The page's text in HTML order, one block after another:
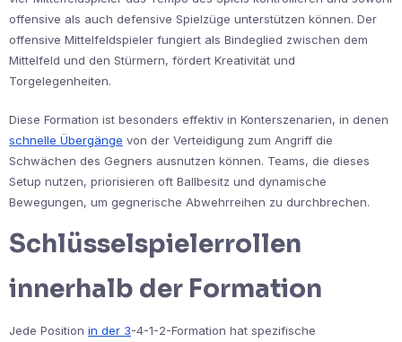
offensive als auch defensive Spielzüge unterstützen können. Der
offensive Mittelfeldspieler fungiert als Bindeglied zwischen dem
Mittelfeld und den Stürmern, fördert Kreativität und
Torgelegenheiten.
Diese Formation ist besonders effektiv in Konterszenarien, in denen
schnelle Übergänge von der Verteidigung zum Angriff die
Schwächen des Gegners ausnutzen können. Teams, die dieses
Setup nutzen, priorisieren oft Ballbesitz und dynamische
Bewegungen, um gegnerische Abwehrreihen zu durchbrechen.
Schlüsselspielerrollen
innerhalb der Formation
Jede Position in der 3-4-1-2-Formation hat spezifische